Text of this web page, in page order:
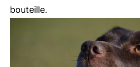
bouteille.